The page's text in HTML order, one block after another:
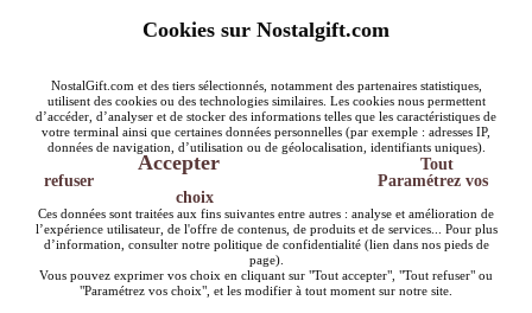
Cookies sur Nostalgift.com
NostalGift.com et des tiers sélectionnés, notamment des partenaires statistiques,
utilisent des cookies ou des technologies similaires. Les cookies nous permettent
d’accéder, d’analyser et de stocker des informations telles que les caractéristiques de
votre terminal ainsi que certaines données personnelles (par exemple : adresses IP,
données de navigation, d’utilisation ou de géolocalisation, identifiants uniques).
Accepter
Tout
refuser
Paramétrez vos
choix
Ces données sont traitées aux fins suivantes entre autres : analyse et amélioration de
l’expérience utilisateur, de l'offre de contenus, de produits et de services... Pour plus
d’information, consulter notre politique de confidentialité (lien dans nos pieds de
page).
Vous pouvez exprimer vos choix en cliquant sur "Tout accepter", "Tout refuser" ou
"Paramétrez vos choix", et les modifier à tout moment sur notre site.